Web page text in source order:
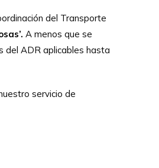
del Transporte
A menos que se
del ADR aplicables hasta
servicio de